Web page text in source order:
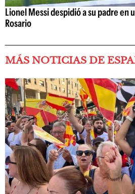
Lionel Messi despidió a su padre en
Rosario
MÁS NOTICIAS DE